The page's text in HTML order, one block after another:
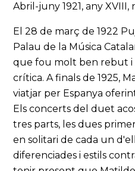
Abril-juny 1921, any XVIII,
El 28 de març de 1922
Palau de la Música
que fou molt ben rebut i
crítica. A finals de 1925,
viatjar per Espanya
Els concerts del duet
tres parts, les dues
en solitari de cada un
diferenciades i estils